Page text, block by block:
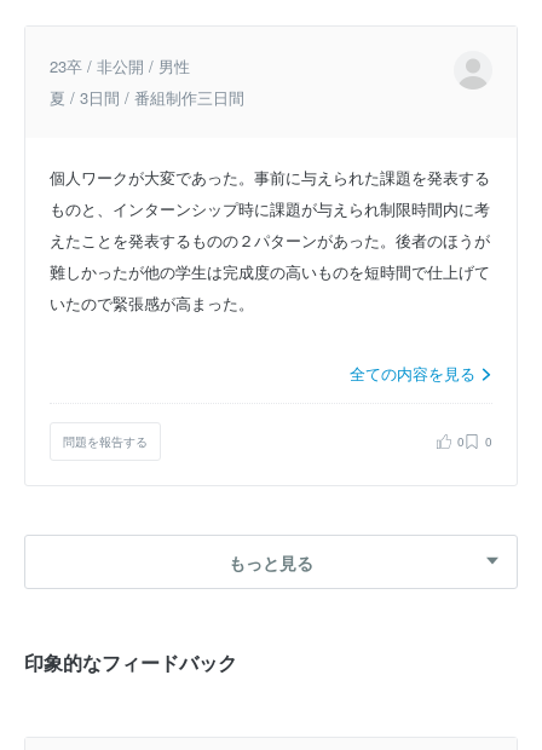
23卒 / 非公開 / 男性
夏 / 3日間 / 番組制作三日間
個人ワークが大変であった。事前に与えられた課題を発表する
ものと、インターンシップ時に課題が与えられ制限時間内に考
えたことを発表するものの２パターンがあった。後者のほうが
難しかったが他の学生は完成度の高いものを短時間で仕上げて
いたので緊張感が高まった。
全ての内容を見る
問題を報告する 0 0
もっと見る
印象的なフィードバック